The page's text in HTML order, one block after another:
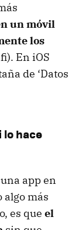
un móvil
los
En iOS
de ‘Datos
lo hace
app en
algo más
es que el